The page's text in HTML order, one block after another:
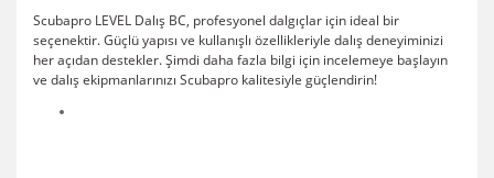
Scubapro LEVEL Dalış BC, profesyonel dalgıçlar için ideal bir
seçenektir. Güçlü yapısı ve kullanışlı özellikleriyle dalış deneyiminizi
her açıdan destekler. Şimdi daha fazla bilgi için incelemeye başlayın
ve dalış ekipmanlarınızı Scubapro kalitesiyle güçlendirin!